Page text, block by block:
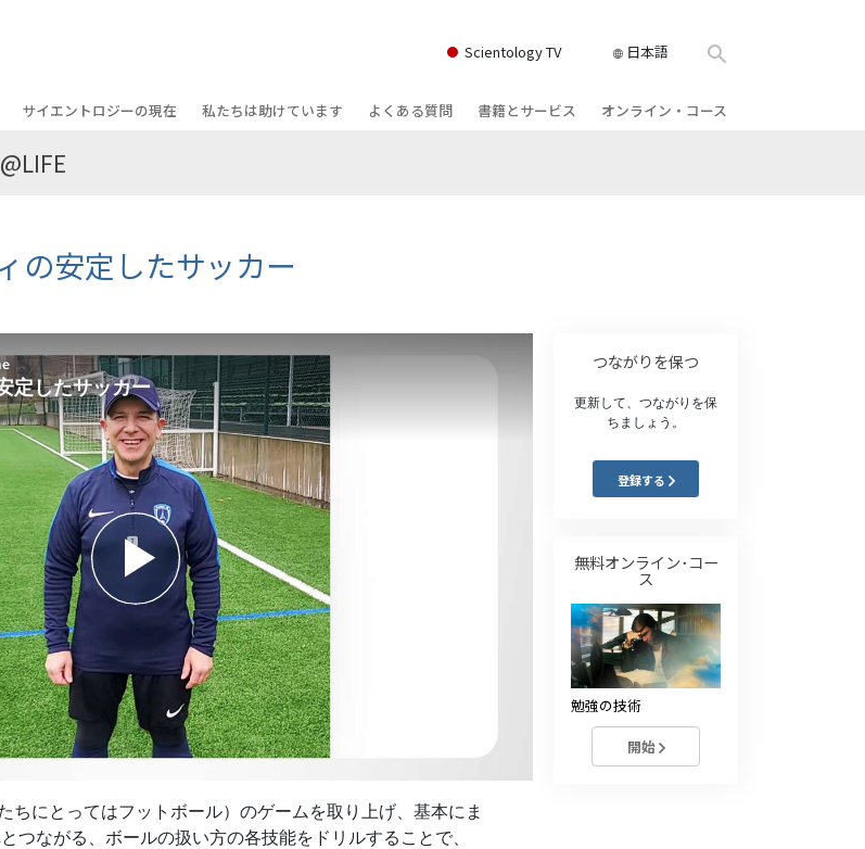
Scientology TV 日本語
探す
ニゼーション
ウィンズ
ントロジーを
もたらす
サイエントロジーの現在
グランド・オープニング
デビッド･ミスキャベッジ氏—
Scientologyの教会指導者
私たちは助けています
クリミノン
真実を知ってください：薬物
ユナイテッド･フォー･ヒューマンライ
ツ
市民の人権擁護の会
サイエントロジー･ボランティア･ミニ
スター
よくある質問 書籍とサービス
初級のサービス
オンライン・コース
病気やけがのためのアシスト
感情のトーン・スケール
職場のためのツール
エシックスとコンディション
広報活動の基礎
@LIFE
の安定したサッカー
ちにとってはフットボール）のゲームを取り上げ、基本にま
つながる、ボールの扱い方の各技能をドリルすることで、
つながりを保つ
更新して、つながりを保
ちましょう。
登録する
無料オンライン･コー
ス
勉強の技術
開始